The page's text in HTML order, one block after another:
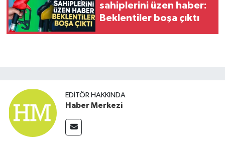
sahiplerini üzen haber:
Beklentiler boşa çıktı
EDITÖR HAKKINDA
Haber Merkezi